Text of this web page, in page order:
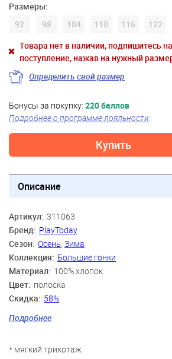
Размеры:
92
98 104 110 116
122
Товара нет в наличии, подпишитесь
поступление, нажав на нужный
Определить свой размер
Бонусы за покупку: 220 баллов
Подробнее о программе лояльности
Купить
Описание
Артикул: 311063
Бренд: PlayToday
Сезон: Осень, Зима
Коллекция: Большие гонки
Материал: 100% хлопок
Цвет: полоска
Скидка: 58%
Мальчики
Возраст: 2 года, 3 года, 4 года, 5 лет, 6 лет,
Подробнее
* мягкий трикотаж